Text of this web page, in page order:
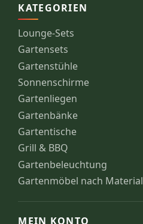
KATEGORIEN
Lounge-Sets
Gartensets
Gartenstühle
Sonnenschirme
Gartenliegen
Gartenbänke
Gartentische
Grill & BBQ
Gartenbeleuchtung
Gartenmöbel nach Material
MEIN KONTO